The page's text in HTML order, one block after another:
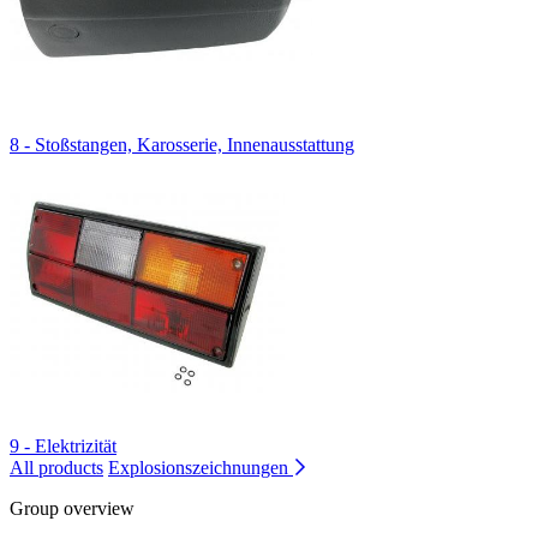
8 - Stoßstangen, Karosserie, Innenausstattung
9 - Elektrizität
All products Explosionszeichnungen
Group overview